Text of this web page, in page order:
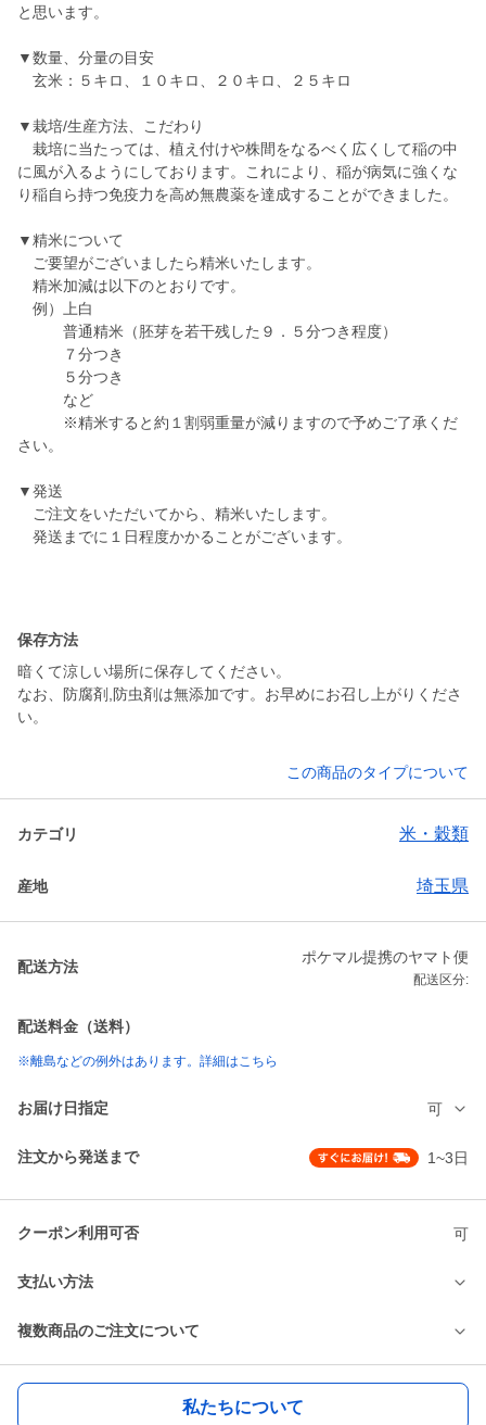
と思います。
▼数量、分量の目安
玄米：５キロ、１０キロ、２０キロ、２５キロ
▼栽培/生産方法、こだわり
栽培に当たっては、植え付けや株間をなるべく広くして稲の中
に風が入るようにしております。これにより、稲が病気に強くな
り稲自ら持つ免疫力を高め無農薬を達成することができました。
▼精米について
ご要望がございましたら精米いたします。
精米加減は以下のとおりです。
例）上白
普通精米（胚芽を若干残した９．５分つき程度）
７分つき
５分つき
など
※精米すると約１割弱重量が減りますので予めご了承くだ
さい。
▼発送
ご注文をいただいてから、精米いたします。
発送までに１日程度かかることがございます。
保存方法
暗くて涼しい場所に保存してください。
なお、防腐剤,防虫剤は無添加です。お早めにお召し上がりくださ
い。
この商品のタイプについて
カテゴリ 米・穀類
産地 埼玉県
配送方法
ポケマル提携のヤマト便
配送区分:
配送料金（送料）
※離島などの例外はあります。詳細はこちら
お届け日指定 可
注文から発送まで 1~3日
クーポン利用可否 可
支払い方法
複数商品のご注文について
私たちについて